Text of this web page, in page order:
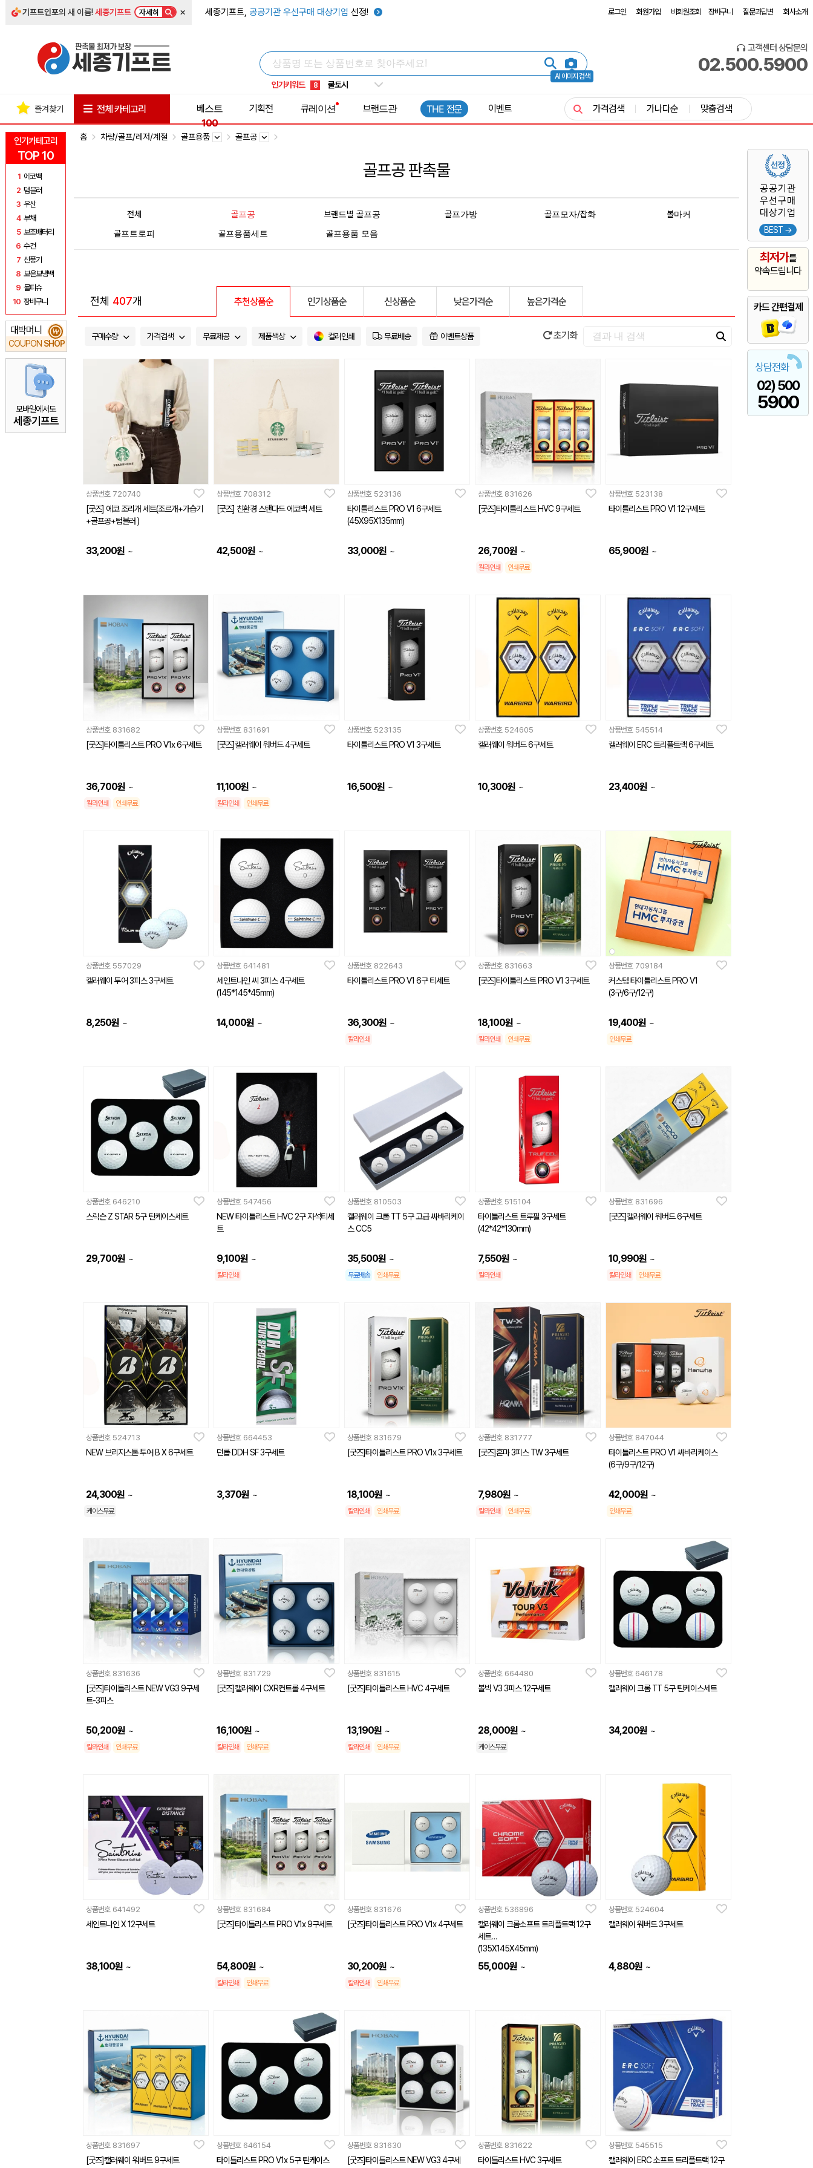
기프트인포의 새 이름!세종기프트 자세히 × 세종기프트, 공공기관 우선구매 대상기업 선정! 로그인 회원가입 비회원조회 장바구니 질문과답변 회사소개
AI 이미지 검색
인기키워드
키캡
8 쿨토시
9 넥쿨러
10 타포린가방
1
고객센터 상담문의
02.500.5900
인기카테고리
TOP 10
1 에코백
2 텀블러
3 우산
4 부채
5 보조배터리
6 수건
7 선풍기
8 보온보냉백
9 물티슈
10 장바구니
대박머니
COUPON SHOP
₩
모바일에서도
세종기프트
공공기관
우선구매
대상기업
BEST →
최저가를
약속드립니다
카드 간편결제
상담전화
02) 500
5900
즐겨찾기 전체 카테고리
베스트
100
기획전 큐레이션 브랜드관 THE 전문 이벤트 가격검색 가나다순 맞춤검색
홈 차량/골프/레저/계절 골프용품 골프공
골프공 판촉물
전체 골프공 브랜드별 골프공 골프가방 골프모자/잡화
볼마커
골프트로피
골프용품세트 골프용품 모음
전체 407개 추천상품순 인기상품순 신상품순 낮은가격순 높은가격순
구매수량 가격검색 무료제공 제품색상 컬러인쇄 무료배송 이벤트상품 초기화
상품번호 720740
[굿즈] 에코 조리개 세트(조르개+가습기
+골프공+텀블러 )
33,200원 ~
상품번호 708312
[굿즈] 친환경 스탠다드 에코백 세트
42,500원 ~
상품번호 523136
타이틀리스트 PRO V1 6구세트
(45X95X135mm)
33,000원 ~
상품번호 831626
[굿즈]타이틀리스트 HVC 9구세트
26,700원 ~
칼라인쇄 인쇄무료
상품번호 523138
타이틀리스트 PRO V1 12구세트
65,900원 ~
상품번호 831682
[굿즈]타이틀리스트 PRO V1x 6구세트
36,700원 ~
칼라인쇄 인쇄무료
상품번호 831691
[굿즈]캘러웨이 워버드 4구세트
11,100원 ~
칼라인쇄 인쇄무료
상품번호 523135
타이틀리스트 PRO V1 3구세트
16,500원 ~
상품번호 524605
캘러웨이 워버드 6구세트
10,300원 ~
상품번호 545514
캘러웨이 ERC 트리플트랙 6구세트
23,400원 ~
상품번호 557029
캘러웨이 투어 3피스 3구세트
8,250원 ~
상품번호 641481
세인트나인 씨 3피스 4구세트
(145*145*45mm)
14,000원 ~
상품번호 822643
타이틀리스트 PRO V1 6구 티세트
36,300원 ~
칼라인쇄
상품번호 831663
[굿즈]타이틀리스트 PRO V1 3구세트
18,100원 ~
칼라인쇄 인쇄무료
상품번호 709184
커스텀 타이틀리스트 PRO V1
(3구/6구/12구)
19,400원 ~
인쇄무료
상품번호 646210
스릭슨 Z STAR 5구 틴케이스세트
29,700원 ~
상품번호 547456
NEW 타이틀리스트 HVC 2구 자석티세
트
9,100원 ~
칼라인쇄
상품번호 810503
캘러웨이 크롬 TT 5구 고급 싸바리케이
스 CC5
35,500원 ~
무료배송 인쇄무료
상품번호 515104
타이틀리스트 트루필 3구세트
(42*42*130mm)
7,550원 ~
칼라인쇄
상품번호 831696
[굿즈]캘러웨이 워버드 6구세트
10,990원 ~
칼라인쇄 인쇄무료
상품번호 524713
NEW 브리지스톤 투어 B X 6구세트
24,300원 ~
케이스무료
상품번호 664453
던롭 DDH SF 3구세트
3,370원 ~
상품번호 831679
[굿즈]타이틀리스트 PRO V1x 3구세트
18,100원 ~
칼라인쇄 인쇄무료
상품번호 831777
[굿즈]혼마 3피스 TW 3구세트
7,980원 ~
칼라인쇄 인쇄무료
상품번호 847044
타이틀리스트 PRO V1 싸바리케이스
(6구/9구/12구)
42,000원 ~
인쇄무료
상품번호 831636
[굿즈]타이틀리스트 NEW VG3 9구세
트-3피스
50,200원 ~
칼라인쇄 인쇄무료
상품번호 831729
[굿즈]캘러웨이 CXR컨트롤 4구세트
16,100원 ~
칼라인쇄 인쇄무료
상품번호 831615
[굿즈]타이틀리스트 HVC 4구세트
13,190원 ~
칼라인쇄 인쇄무료
상품번호 664480
볼빅 V3 3피스 12구세트
28,000원 ~
케이스무료
상품번호 646178
캘러웨이 크롬 TT 5구 틴케이스세트
34,200원 ~
상품번호 641492
세인트나인 X 12구세트
38,100원 ~
상품번호 831684
[굿즈]타이틀리스트 PRO V1x 9구세트
54,800원 ~
칼라인쇄 인쇄무료
상품번호 831676
[굿즈]타이틀리스트 PRO V1x 4구세트
30,200원 ~
칼라인쇄 인쇄무료
상품번호 536896
캘러웨이 크롬소프트 트리플트랙 12구
세트
(135X145X45mm)
55,000원 ~
상품번호 524604
캘러웨이 워버드 3구세트
4,880원 ~
상품번호 831697
[굿즈]캘러웨이 워버드 9구세트
상품번호 646154
타이틀리스트 PRO V1x 5구 틴케이스
상품번호 831630
[굿즈]타이틀리스트 NEW VG3 4구세
상품번호 831622
타이틀리스트 HVC 3구세트
상품번호 545515
캘러웨이 ERC 소프트 트리플트랙 12구